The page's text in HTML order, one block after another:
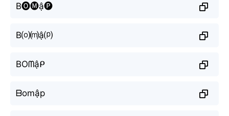
B🅞🅜ậ🅟
B⒪⒨ậ⒫
BOᗰậᑭ
ᗷomập